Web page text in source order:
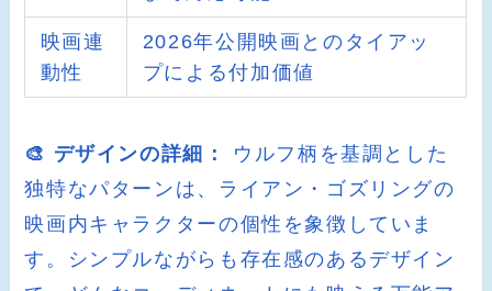
映画連
動性
2026年公開映画とのタイアッ
プによる付加価値
🎨 デザインの詳細：
ウルフ柄を基調とした
独特なパターンは、ライアン・ゴズリングの
映画内キャラクターの個性を象徴していま
す。シンプルながらも存在感のあるデザイン